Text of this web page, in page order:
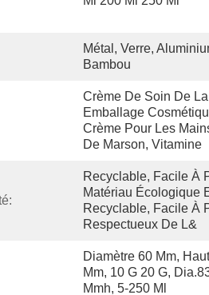
Métal, Verre,
Bambou
Crème De Soin De
Emballage
Crème Pour Les
De Marson, Vitamine
Recyclable, Facile À
Matériau Écologique
Recyclable, Facile À
Respectueux De L&
Diamètre 60 Mm,
Mm, 10 G 20 G,
Mmh, 5-250 Ml